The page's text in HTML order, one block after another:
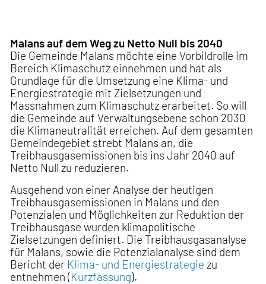
Malans auf dem Weg zu Netto Null bis 2040
Die Gemeinde Malans möchte eine Vorbildrolle im
Bereich Klimaschutz einnehmen und hat als
Grundlage für die Umsetzung eine Klima- und
Energiestrategie mit Zielsetzungen und
Massnahmen zum Klimaschutz erarbeitet. So will
die Gemeinde auf Verwaltungsebene schon 2030
die Klimaneutralität erreichen. Auf dem gesamten
Gemeindegebiet strebt Malans an, die
Treibhausgasemissionen bis ins Jahr 2040 auf
Netto Null zu reduzieren.
Ausgehend von einer Analyse der heutigen
Treibhausgasemissionen in Malans und den
Potenzialen und Möglichkeiten zur Reduktion der
Treibhausgase wurden klimapolitische
Zielsetzungen definiert. Die Treibhausgasanalyse
für Malans, sowie die Potenzialanalyse sind dem
Bericht der Klima- und Energiestrategie zu
entnehmen (Kurzfassung).